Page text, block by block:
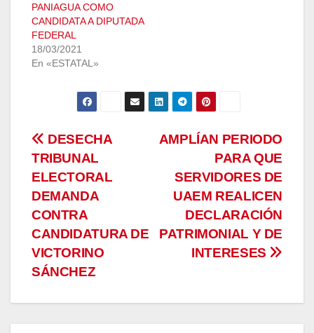
PANIAGUA COMO
CANDIDATA A DIPUTADA
FEDERAL
18/03/2021
En «ESTATAL»
Navegación
de
entradas
AMPLÍAN PERIODO
PARA QUE
SERVIDORES DE
UAEM REALICEN
DECLARACIÓN
PATRIMONIAL Y DE
INTERESES
DESECHA
TRIBUNAL
ELECTORAL
DEMANDA
CONTRA
CANDIDATURA DE
VICTORINO
SÁNCHEZ